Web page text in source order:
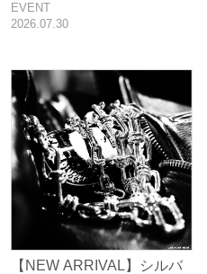
EVENT
2026.07.30
【NEW ARRIVAL】シルバ